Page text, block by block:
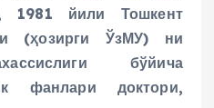
1981 йили Тошкент
(ҳозирги ЎзМУ) ни
бўйича
фанлари доктори,